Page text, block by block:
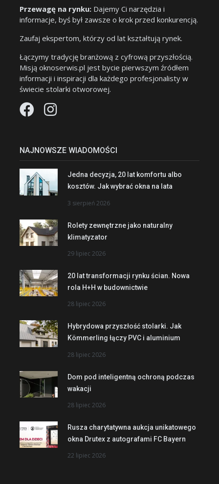
Przewagę na rynku: Dajemy Ci narzędzia i
informacje, byś był zawsze o krok przed konkurencją.
Zaufaj ekspertom, którzy od lat kształtują rynek.
Łączymy tradycję branżową z cyfrową przyszłością.
Misją oknoserwis.pl jest bycie pierwszym źródłem
informacji i inspiracji dla każdego profesjonalisty w
świecie stolarki otworowej.
NAJNOWSZE WIADOMOŚCI
Jedna decyzja, 20 lat komfortu albo
kosztów. Jak wybrać okna na lata
3 sierpień 2026
Rolety zewnętrzne jako naturalny
klimatyzator
29 lipiec 2026
20 lat transformacji rynku ścian. Nowa
rola H+H w budownictwie
28 lipiec 2026
Hybrydowa przyszłość stolarki. Jak
Kömmerling łączy PVC i aluminium
28 lipiec 2026
Dom pod inteligentną ochroną podczas
wakacji
28 lipiec 2026
Rusza charytatywna aukcja unikatowego
okna Drutex z autografami FC Bayern
22 lipiec 2026